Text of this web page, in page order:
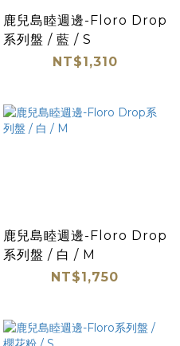
鹿兒島睦週邊-Floro Drop
系列盤 / 藍 / S
NT$1,310
鹿兒島睦週邊-Floro Drop
系列盤 / 白 / M
NT$1,750